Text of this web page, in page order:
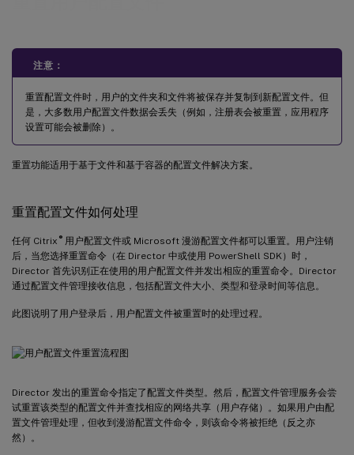
注意：
重置配置文件时，用户的文件夹和文件将被保存并复制到新配置文件。但
是，大多数用户配置文件数据会丢失（例如，注册表会被重置，应用程序
设置可能会被删除）。
重置功能适用于基于文件和基于容器的配置文件解决方案。
重置配置文件如何处理
任何 Citrix ®用户配置文件或 Microsoft 漫游配置文件都可以重置。用户注销
后，当您选择重置命令（在 Director 中或使用 PowerShell SDK）时，
Director 首先识别正在使用的用户配置文件并发出相应的重置命令。Director
通过配置文件管理接收信息，包括配置文件大小、类型和登录时间等信息。
此图说明了用户登录后，用户配置文件被重置时的处理过程。
Director 发出的重置命令指定了配置文件类型。然后，配置文件管理服务会尝
试重置该类型的配置文件并查找相应的网络共享（用户存储）。如果用户由配
置文件管理处理，但收到漫游配置文件命令，则该命令将被拒绝（反之亦
然）。